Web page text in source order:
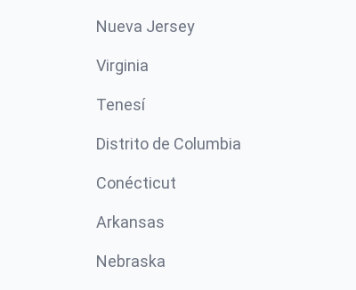
Nueva Jersey
Virginia
Tenesí
Distrito de Columbia
Conécticut
Arkansas
Nebraska